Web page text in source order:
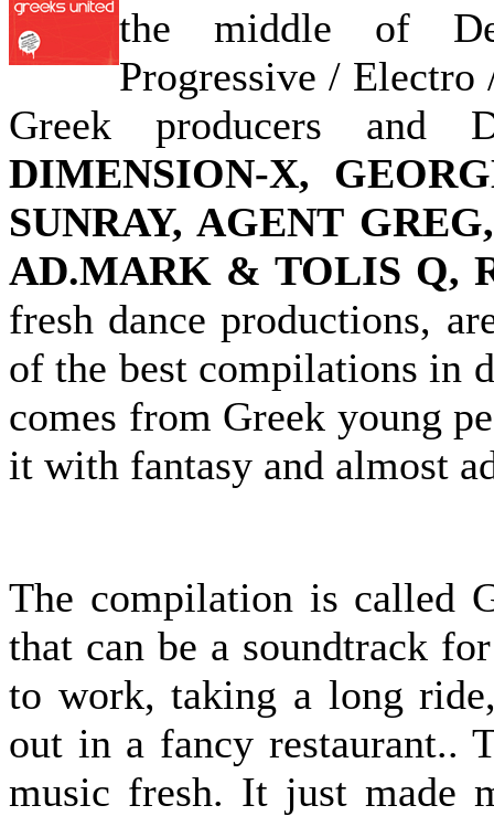
the middle of
Progressive / Electro
Greek producers and
DIMENSION-X,
SUNRAY, AGENT
AD.MARK & TOLIS Q,
fresh dance productions,
of the best compilations in
comes from Greek young
it with fantasy and almost
The compilation is called
that can be a soundtrack
to work, taking a long
out in a fancy restaurant..
music fresh. It just made